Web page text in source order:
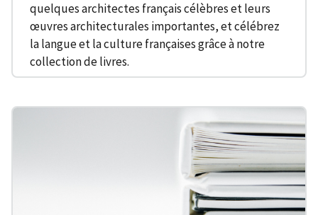
quelques architectes français célèbres et leurs
œuvres architecturales importantes, et célébrez
la langue et la culture françaises grâce à notre
collection de livres.